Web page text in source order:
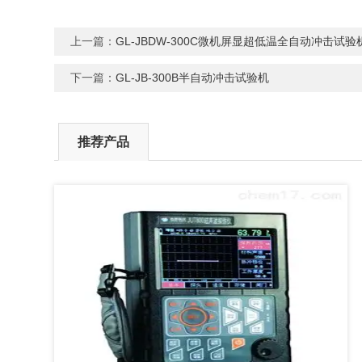
上一篇：GL-JBDW-300C微机屏显超低温全自动冲击试验
下一篇：GL-JB-300B半自动冲击试验机
推荐产品